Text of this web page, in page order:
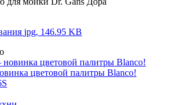
jpg, 146.95 KB
цветовой палитры Blanco!